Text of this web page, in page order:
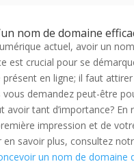
nom de domaine
actuel, avoir un
est crucial pour se
présent en ligne; il faut attirer
vous demandez peut-être
avoir tant d’importance? En
impression et de
en savoir plus, consultez
un nom de domaine